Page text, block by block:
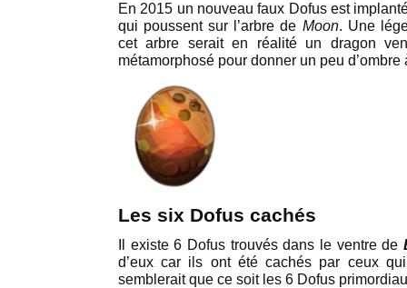
En 2015 un nouveau faux Dofus est
qui poussent sur l’arbre de Moon. Une
cet arbre serait en réalité un dragon
métamorphosé pour donner un peu
Les six Dofus cachés
Il existe 6 Dofus trouvés dans le ventre de
d’eux car ils ont été cachés par ceux
semblerait que ce soit les 6 Dofus